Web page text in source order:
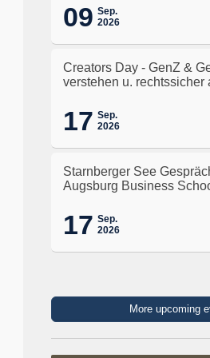
09 Sep.
2026
Creators Day - GenZ &
verstehen u. rechtssicher
17 Sep.
2026
Starnberger See
Augsburg Business
17 Sep.
2026
More upcoming